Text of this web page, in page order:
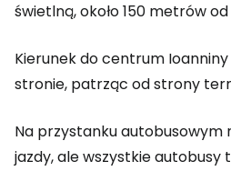
świetlną, około 150 metrów
Kierunek do centrum
stronie, patrząc od strony
Na przystanku autobusowym
jazdy, ale wszystkie autobusy